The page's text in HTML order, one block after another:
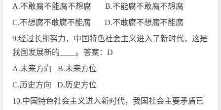
A.不敢腐不能腐不想腐 B.不能腐不敢腐不想腐
C.不想腐不敢腐不能腐 D.不敢腐不想腐不能腐
9.经过长期努力，中国特色社会主义进入了新时代，这是
我国发展新的 ____。答案：D
A.未来方向 B.未来方位
C.历史方向 D.历史方位
10.中国特色社会主义进入新时代，我国社会主要矛盾已